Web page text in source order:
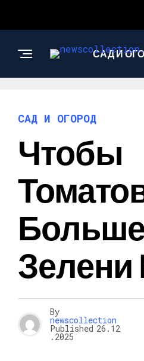
САД И
САД И ОГОРОД
Чтобы
Зелени
By
newscollection
Published 26.12
.2025